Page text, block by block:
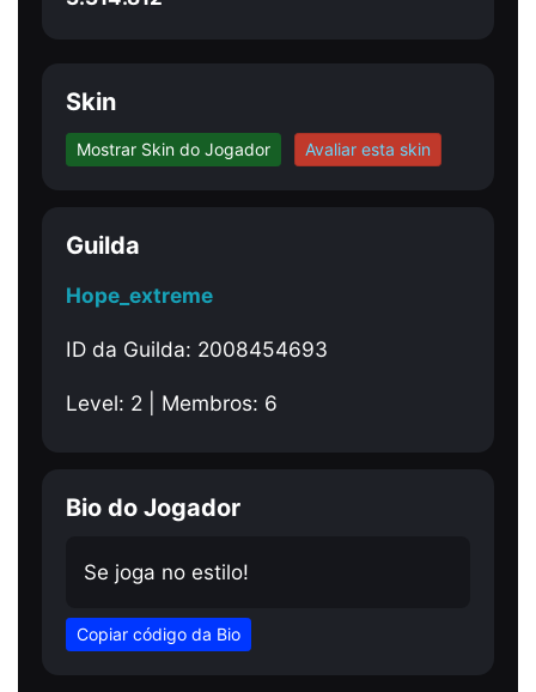
Skin
Mostrar Skin do Jogador Avaliar esta skin
Guilda
Hope_extreme
ID da Guilda: 2008454693
Level: 2 | Membros: 6
Bio do Jogador
Se joga no estilo!
Copiar código da Bio